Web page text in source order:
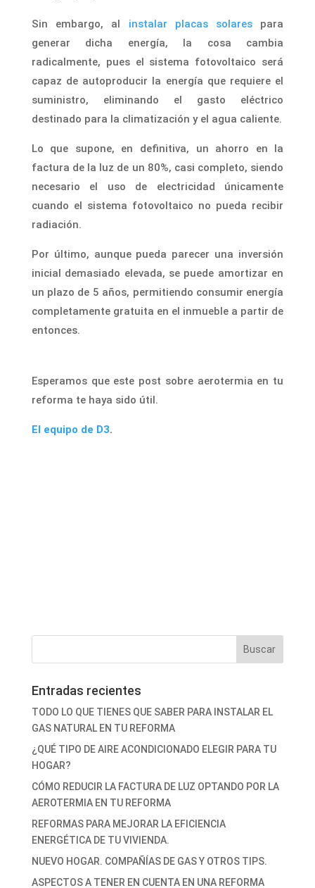
Sin embargo, al instalar placas solarespara
generar dicha energía, la cosa cambia
radicalmente, pues el sistema fotovoltaico será
capaz de autoproducir la energía que requiere el
suministro, eliminando el gasto eléctrico
destinado para la climatización y el agua caliente.
Lo que supone, en definitiva, un ahorro en la
factura de la luz de un 80%, casi completo, siendo
necesario el uso de electricidad únicamente
cuando el sistema fotovoltaico no pueda recibir
radiación.
Por último, aunque pueda parecer una inversión
inicial demasiado elevada, se puede amortizar en
un plazo de 5 años, permitiendo consumir energía
completamente gratuita en el inmueble a partir de
entonces.
Esperamos que este post sobre aerotermia en tu
reforma te haya sido útil.
El equipo de D3.
Entradas recientes
TODO LO QUE TIENES QUE SABER PARA INSTALAR EL
GAS NATURAL EN TU REFORMA
¿QUÉ TIPO DE AIRE ACONDICIONADO ELEGIR PARA TU
HOGAR?
CÓMO REDUCIR LA FACTURA DE LUZ OPTANDO POR LA
AEROTERMIA EN TU REFORMA
REFORMAS PARA MEJORAR LA EFICIENCIA
ENERGÉTICA DE TU VIVIENDA.
NUEVO HOGAR. COMPAÑÍAS DE GAS Y OTROS TIPS.
ASPECTOS A TENER EN CUENTA EN UNA REFORMA